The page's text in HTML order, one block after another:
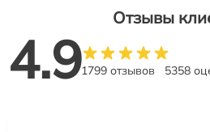
Отзывы
4.91799 отзывов 5358